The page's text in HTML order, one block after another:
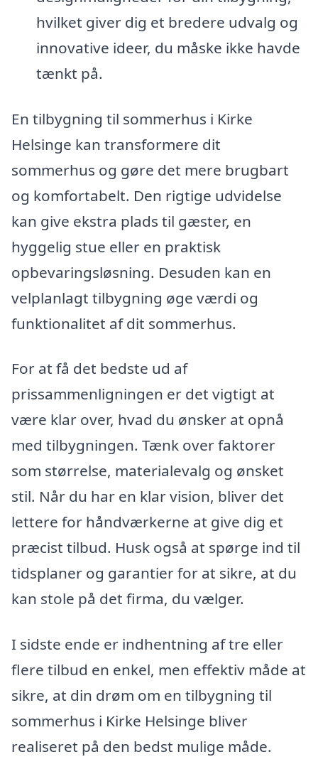
hvilket giver dig et bredere udvalg og
innovative ideer, du måske ikke havde
tænkt på.
En tilbygning til sommerhus i Kirke
Helsinge kan transformere dit
sommerhus og gøre det mere brugbart
og komfortabelt. Den rigtige udvidelse
kan give ekstra plads til gæster, en
hyggelig stue eller en praktisk
opbevaringsløsning. Desuden kan en
velplanlagt tilbygning øge værdi og
funktionalitet af dit sommerhus.
For at få det bedste ud af
prissammenligningen er det vigtigt at
være klar over, hvad du ønsker at opnå
med tilbygningen. Tænk over faktorer
som størrelse, materialevalg og ønsket
stil. Når du har en klar vision, bliver det
lettere for håndværkerne at give dig et
præcist tilbud. Husk også at spørge ind til
tidsplaner og garantier for at sikre, at du
kan stole på det firma, du vælger.
I sidste ende er indhentning af tre eller
flere tilbud en enkel, men effektiv måde at
sikre, at din drøm om en tilbygning til
sommerhus i Kirke Helsinge bliver
realiseret på den bedst mulige måde.